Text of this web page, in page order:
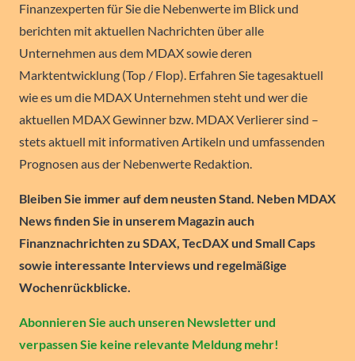
Finanzexperten für Sie die Nebenwerte im Blick und
berichten mit aktuellen Nachrichten über alle
Unternehmen aus dem MDAX sowie deren
Marktentwicklung (Top / Flop). Erfahren Sie tagesaktuell
wie es um die MDAX Unternehmen steht und wer die
aktuellen MDAX Gewinner bzw. MDAX Verlierer sind –
stets aktuell mit informativen Artikeln und umfassenden
Prognosen aus der Nebenwerte Redaktion.
Bleiben Sie immer auf dem neusten Stand. Neben MDAX
News finden Sie in unserem Magazin auch
Finanznachrichten zu SDAX, TecDAX und Small Caps
sowie interessante Interviews und regelmäßige
Wochenrückblicke.
Abonnieren Sie auch unseren Newsletter und
verpassen Sie keine relevante Meldung mehr!